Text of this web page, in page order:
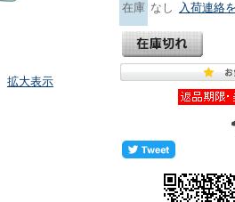
拡大表示
在庫 なし 入荷連絡